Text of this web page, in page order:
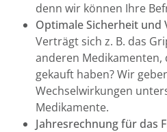
denn wir können Ihre
Optimale Sicherheit und
Verträgt sich z. B. das
anderen Medikamenten,
gekauft haben? Wir
Wechselwirkungen
Medikamente.
Jahresrechnung für das